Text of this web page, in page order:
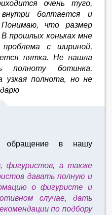
очень туго,
болтается и
что размер
В прошлых коньках мне
с шириной,
пятка. Не нашла
полноту ботинка.
узкая полнота, но не
обращение в нашу
фигуристов, а также
давать полную и
о фигуристе и
случае, дать
по подбору